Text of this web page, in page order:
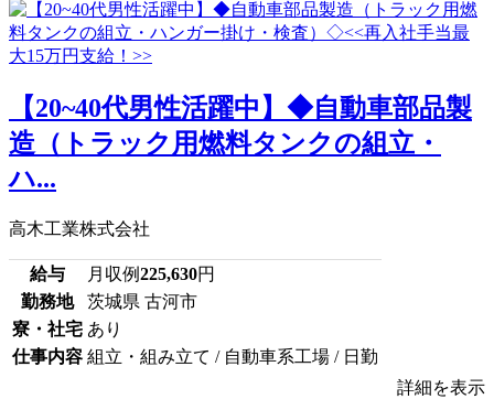
【20~40代男性活躍中】◆自動車部品製
造（トラック用燃料タンクの組立・
ハ...
高木工業株式会社
給与 月収例225,630円
勤務地
茨城県 古河市
寮・社宅 あり
仕事内容 組立・組み立て / 自動車系工場 / 日勤
詳細を表示